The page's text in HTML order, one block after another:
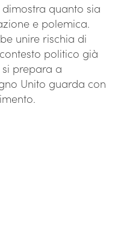
quanto sia
e polemica.
unire rischia di
politico già
prepara a
Unito guarda con